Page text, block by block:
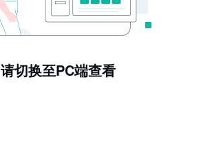
请切换至PC端查看